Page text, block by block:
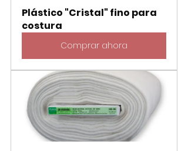
Plástico "Cristal" fino para
costura
Comprar ahora